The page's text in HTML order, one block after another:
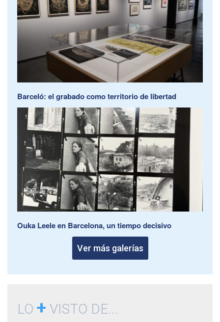
Barceló: el grabado como territorio de libertad
Ouka Leele en Barcelona, un tiempo decisivo
Ver más galerías
LO + VISTO DE...